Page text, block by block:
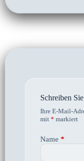
Schreiben
Ihre E-Mail-
mit * markiert
Name *